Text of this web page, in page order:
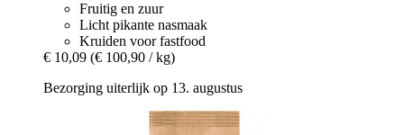
Fruitig en zuur
Licht pikante nasmaak
Kruiden voor fastfood
€ 10,09 (€ 100,90 / kg)
Bezorging uiterlijk op 13. augustus